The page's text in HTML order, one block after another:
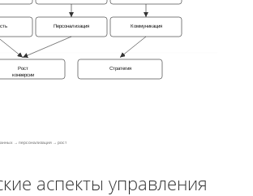
Персонализация Коммуникация
Рост
конверсии
Стратегия
→ персонализация → рост
аспекты управления